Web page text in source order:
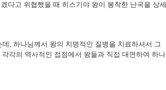
다고 위협했을 때 히스기야 왕이 봉착한 난국을 상세
, 하나님께서 왕의 치명적인 질병을 치료하셔서 그
각의 역사적인 접점에서 왕들과 직접 대면하여 하나